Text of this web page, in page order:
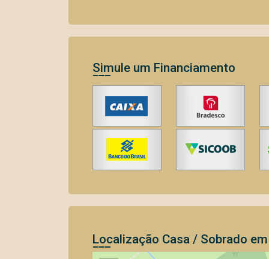
Simule um Financiamento
Localização Casa / Sobrado